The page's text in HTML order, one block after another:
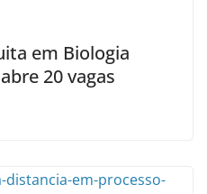
em Biologia
20 vagas